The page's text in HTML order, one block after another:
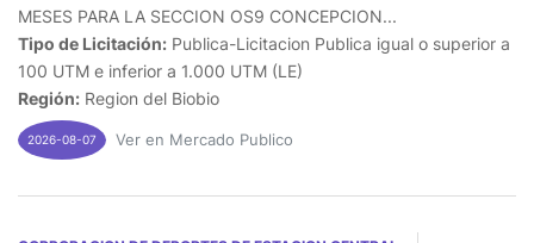
MESES PARA LA SECCION OS9 CONCEPCION...
Tipo de Licitación: Publica-Licitacion Publica igual o superior a
100 UTM e inferior a 1.000 UTM (LE)
Región: Region del Biobio
2026-08-07 Ver en Mercado Publico